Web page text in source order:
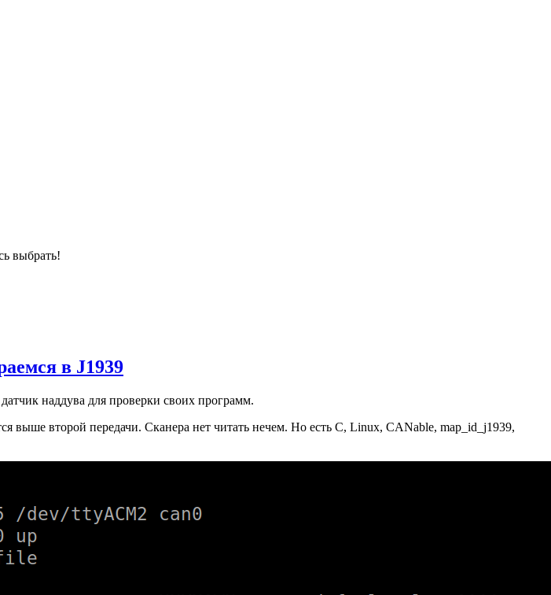
выбрать!
в J1939
наддува для проверки своих программ.
второй передачи. Сканера нет читать нечем. Но есть C, Linux, CANable, map_id_j1939,